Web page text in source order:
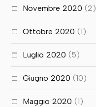
Novembre 2020 (2)
Ottobre 2020 (1)
Luglio 2020 (5)
Giugno 2020 (10)
Maggio 2020 (1)